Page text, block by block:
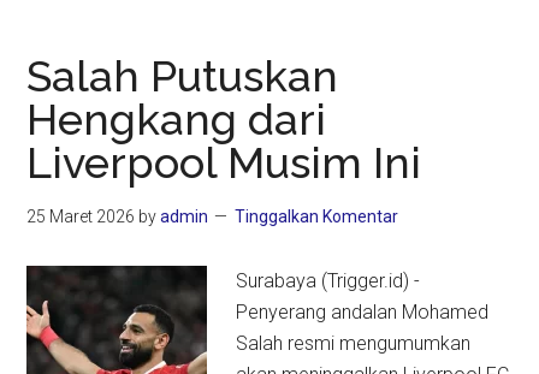
Salah Putuskan
Hengkang dari
Liverpool Musim Ini
25 Maret 2026 byadmin Tinggalkan Komentar
Surabaya (Trigger.id) -
Penyerang andalan Mohamed
Salah resmi mengumumkan